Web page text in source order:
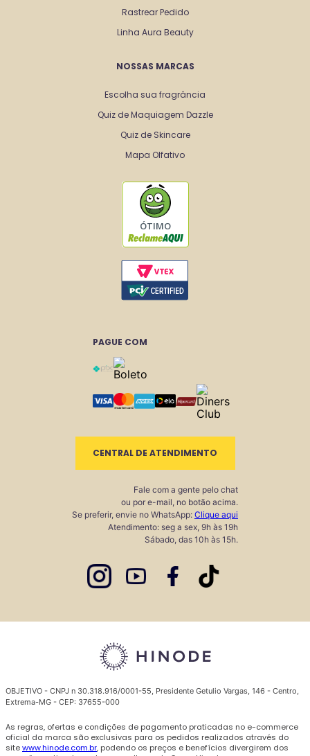
Rastrear Pedido
Linha Aura Beauty
NOSSAS MARCAS
Escolha sua fragrância
Quiz de Maquiagem Dazzle
Quiz de Skincare
Mapa Olfativo
ÓTIMO
PAGUE COM
CENTRAL DE ATENDIMENTO
Fale com a gente pelo chat
ou por e-mail, no botão acima.
Se preferir, envie no WhatsApp: Clique aqui
Atendimento: seg a sex, 9h às 19h
Sábado, das 10h às 15h.
OBJETIVO - CNPJ n 30.318.916/0001-55, Presidente Getulio Vargas, 146 - Centro,
Extrema-MG - CEP: 37655-000
As regras, ofertas e condições de pagamento praticadas no e-commerce
oficial da marca são exclusivas para os pedidos realizados através do
sitewww.hinode.com.br, podendo os preços e benefícios divergirem dos